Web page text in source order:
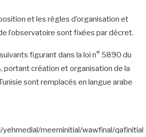
et les règles d’organisation et
l’observatoire sont fixées par décret.
figurant dans la loi n° 5890 du
portant création et organisation de la
sont remplacés en langue arabe
meeminitial/wawfinal/qafinitial